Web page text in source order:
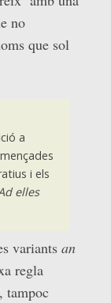
no
que sol
a
i els
elles
variants an
regla
, tampoc